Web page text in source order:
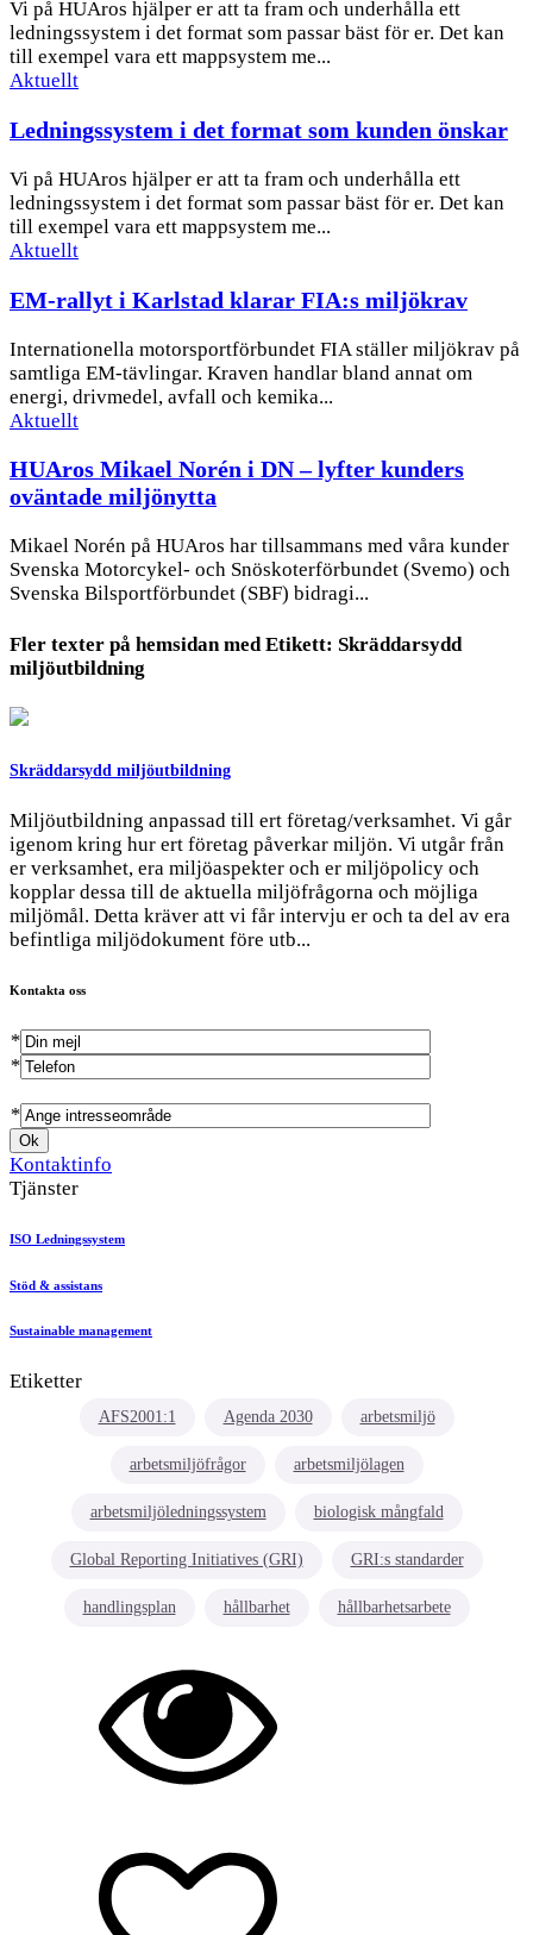
Vi på HUAros hjälper er att ta fram och underhålla ett
ledningssystem i det format som passar bäst för er. Det kan
till exempel vara ett mappsystem me...
Aktuellt
Ledningssystem i det format som kunden önskar
Vi på HUAros hjälper er att ta fram och underhålla ett
ledningssystem i det format som passar bäst för er. Det kan
till exempel vara ett mappsystem me...
Aktuellt
EM-rallyt i Karlstad klarar FIA:s miljökrav
Internationella motorsportförbundet FIA ställer miljökrav på
samtliga EM-tävlingar. Kraven handlar bland annat om
energi, drivmedel, avfall och kemika...
Aktuellt
HUAros Mikael Norén i DN – lyfter kunders
oväntade miljönytta
Mikael Norén på HUAros har tillsammans med våra kunder
Svenska Motorcykel- och Snöskoterförbundet (Svemo) och
Svenska Bilsportförbundet (SBF) bidragi...
Fler texter på hemsidan medEtikett: Skräddarsydd
miljöutbildning
Skräddarsydd miljöutbildning
Miljöutbildning anpassad till ert företag/verksamhet. Vi går
igenom kring hur ert företag påverkar miljön. Vi utgår från
er verksamhet, era miljöaspekter och er miljöpolicy och
kopplar dessa till de aktuella miljöfrågorna och möjliga
miljömål. Detta kräver att vi får intervju er och ta del av era
befintliga miljödokument före utb...
Kontakta oss
*
*
*
Kontaktinfo
Tjänster
ISO Ledningssystem
Stöd & assistans
Sustainable management
Etiketter
AFS2001:1 Agenda 2030 arbetsmiljö
arbetsmiljöfrågor arbetsmiljölagen
arbetsmiljöledningssystem biologisk mångfald
Global Reporting Initiatives (GRI) GRI:s standarder
handlingsplan hållbarhet hållbarhetsarbete